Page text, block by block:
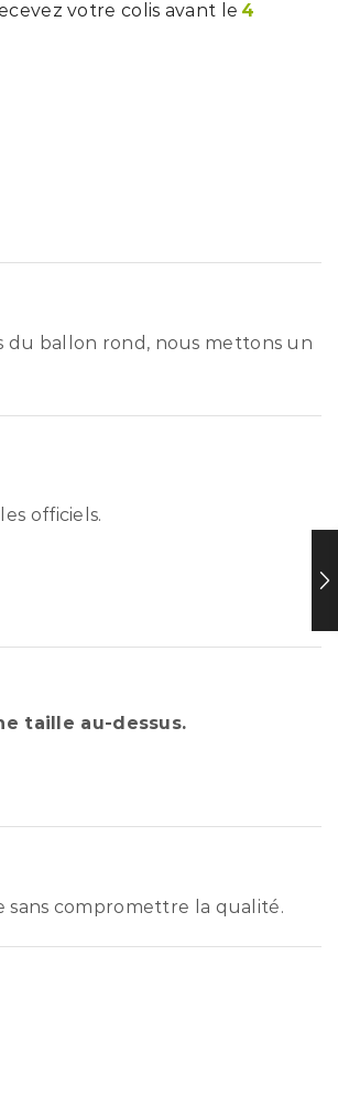
votre colis avant le 4
du ballon rond, nous mettons un
officiels.
taille au-dessus.
sans compromettre la qualité.